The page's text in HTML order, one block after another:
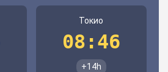
Токио
08:46
+14h